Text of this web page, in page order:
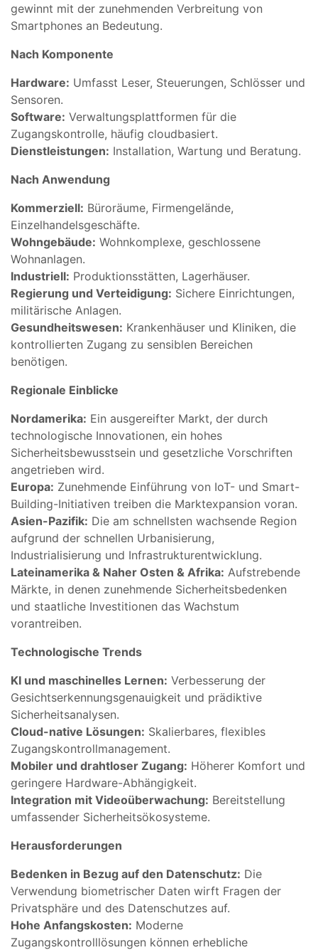
gewinnt mit der zunehmenden Verbreitung von
Smartphones an Bedeutung.
Nach Komponente
Hardware: Umfasst Leser, Steuerungen, Schlösser und
Sensoren.
Software: Verwaltungsplattformen für die
Zugangskontrolle, häufig cloudbasiert.
Dienstleistungen: Installation, Wartung und Beratung.
Nach Anwendung
Kommerziell: Büroräume, Firmengelände,
Einzelhandelsgeschäfte.
Wohngebäude: Wohnkomplexe, geschlossene
Wohnanlagen.
Industriell: Produktionsstätten, Lagerhäuser.
Regierung und Verteidigung: Sichere Einrichtungen,
militärische Anlagen.
Gesundheitswesen: Krankenhäuser und Kliniken, die
kontrollierten Zugang zu sensiblen Bereichen
benötigen.
Regionale Einblicke
Nordamerika: Ein ausgereifter Markt, der durch
technologische Innovationen, ein hohes
Sicherheitsbewusstsein und gesetzliche Vorschriften
angetrieben wird.
Europa: Zunehmende Einführung von IoT- und Smart-
Building-Initiativen treiben die Marktexpansion voran.
Asien-Pazifik: Die am schnellsten wachsende Region
aufgrund der schnellen Urbanisierung,
Industrialisierung und Infrastrukturentwicklung.
Lateinamerika & Naher Osten & Afrika: Aufstrebende
Märkte, in denen zunehmende Sicherheitsbedenken
und staatliche Investitionen das Wachstum
vorantreiben.
Technologische Trends
KI und maschinelles Lernen: Verbesserung der
Gesichtserkennungsgenauigkeit und prädiktive
Sicherheitsanalysen.
Cloud-native Lösungen: Skalierbares, flexibles
Zugangskontrollmanagement.
Mobiler und drahtloser Zugang: Höherer Komfort und
geringere Hardware-Abhängigkeit.
Integration mit Videoüberwachung: Bereitstellung
umfassender Sicherheitsökosysteme.
Herausforderungen
Bedenken in Bezug auf den Datenschutz: Die
Verwendung biometrischer Daten wirft Fragen der
Privatsphäre und des Datenschutzes auf.
Hohe Anfangskosten: Moderne
Zugangskontrolllösungen können erhebliche